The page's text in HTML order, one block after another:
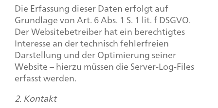
Die Erfassung dieser Daten erfolgt auf
Grundlage von Art. 6 Abs. 1 S. 1 lit. f DSGVO.
Der Websitebetreiber hat ein berechtigtes
Interesse an der technisch fehlerfreien
Darstellung und der Optimierung seiner
Website – hierzu müssen die Server-Log-Files
erfasst werden.
2. Kontakt